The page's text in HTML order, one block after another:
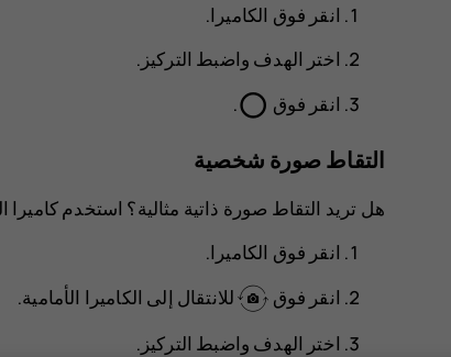
انقر فوق الكاميرا.
اختر الهدف واضبط التركيز.
انقر فوق panorama_fish_eye
.
التقاط صورة شخصية
هل تريد التقاط صورة ذاتية مثالية؟ استخدم كاميرا
انقر فوق الكاميرا.
انقر فوق
للانتقال إلى الكاميرا الأمامية.
اختر الهدف واضبط التركيز.